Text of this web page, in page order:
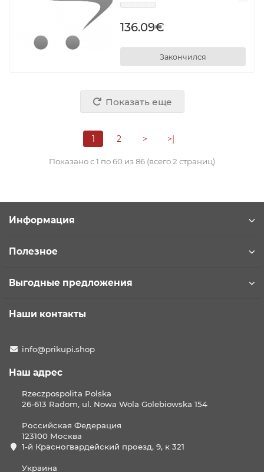
136.09€
Закончился
Показать еще
1 2 > >|
Показано с 1 по 60 из 86 (всего 2 страниц)
Информация
Полезное
Выгодные предложения
Наши контакты
info@prikupi.shop
Наш адрес
Rzeczpospolita Polska
26-613 Radom, ul. Nowa Wola Golebiowska 154
Российская Федерация
123100 Москва
1-й Красногвардейский проезд, 9, к 321
Украина